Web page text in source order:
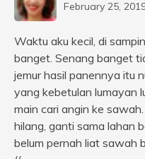
February 25,
Waktu aku kecil, di
banget. Senang banget
jemur hasil panennya itu
yang kebetulan lumayan
main cari angin ke
hilang, ganti sama lahan
belum pernah liat sawah